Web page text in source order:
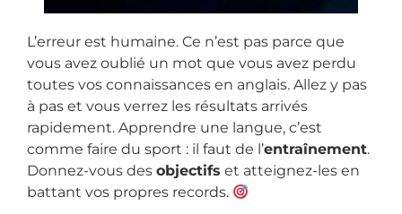
L’erreur est humaine. Ce n’est pas parce que
vous avez oublié un mot que vous avez perdu
toutes vos connaissances en anglais. Allez y pas
à pas et vous verrez les résultats arrivés
rapidement. Apprendre une langue, c’est
comme faire du sport : il faut de l’entraînement.
Donnez-vous des objectifs et atteignez-les en
battant vos propres records.